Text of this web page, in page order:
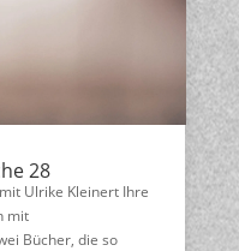
28
Ulrike Kleinert Ihre
mit
Bücher, die so